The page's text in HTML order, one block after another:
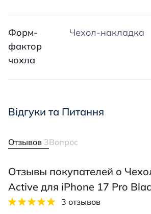
Форм-
фактор
чохла
Чехол-накладка
Відгуки та Питання
Отзывов 3Вопрос
Отзывы покупателей о
Active для iPhone 17 Pro
3 отзывов